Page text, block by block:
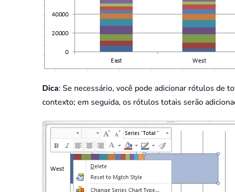
Dica: Se necessário, você pode adicionar rótulos de
contexto; em seguida, os rótulos totais serão